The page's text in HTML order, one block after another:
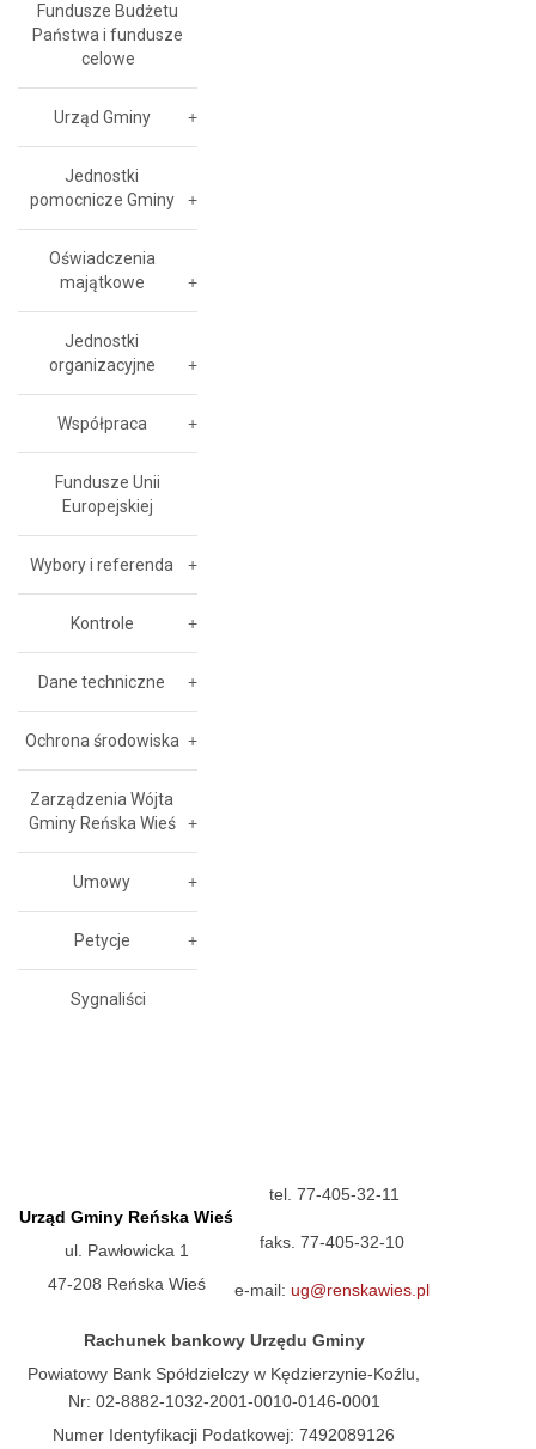
Fundusze Budżetu
Państwa i fundusze
celowe
Urząd Gminy
Jednostki
pomocnicze Gminy
Oświadczenia
majątkowe
Jednostki
organizacyjne
Współpraca
Fundusze Unii
Europejskiej
Wybory i referenda
Kontrole
Dane techniczne
Ochrona środowiska
Zarządzenia Wójta
Gminy Reńska Wieś
Umowy
Petycje
Sygnaliści
Urząd Gminy Reńska Wieś
ul. Pawłowicka 1
47-208 Reńska Wieś
tel. 77-405-32-11
faks. 77-405-32-10
e-mail: ug@renskawies.pl
Rachunek bankowy Urzędu Gminy
Powiatowy Bank Spółdzielczy w Kędzierzynie-Koźlu,
Nr: 02-8882-1032-2001-0010-0146-0001
Numer Identyfikacji Podatkowej: 7492089126